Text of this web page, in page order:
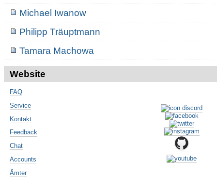
Michael Iwanow
Philipp Träuptmann
Tamara Machowa
Website
FAQ
Service
Kontakt
Feedback
Chat
Accounts
Ämter